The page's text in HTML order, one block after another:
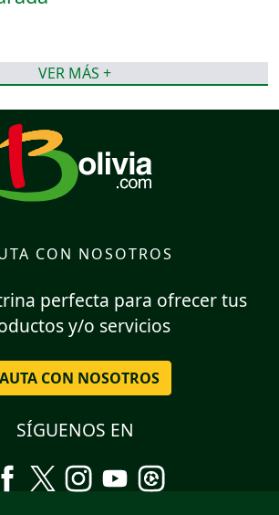
VER MÁS +
CON NOSOTROS
perfecta para ofrecer tus
y/o servicios
CON NOSOTROS
SÍGUENOS EN